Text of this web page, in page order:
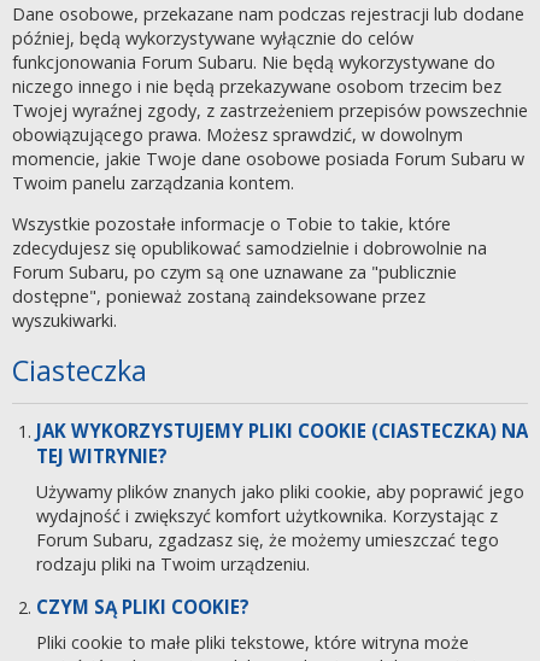
Dane osobowe, przekazane nam podczas rejestracji lub dodane
później, będą wykorzystywane wyłącznie do celów
funkcjonowania Forum Subaru. Nie będą wykorzystywane do
niczego innego i nie będą przekazywane osobom trzecim bez
Twojej wyraźnej zgody, z zastrzeżeniem przepisów powszechnie
obowiązującego prawa. Możesz sprawdzić, w dowolnym
momencie, jakie Twoje dane osobowe posiada Forum Subaru w
Twoim panelu zarządzania kontem.
Wszystkie pozostałe informacje o Tobie to takie, które
zdecydujesz się opublikować samodzielnie i dobrowolnie na
Forum Subaru, po czym są one uznawane za "publicznie
dostępne", ponieważ zostaną zaindeksowane przez
wyszukiwarki.
Ciasteczka
JAK WYKORZYSTUJEMY PLIKI COOKIE (CIASTECZKA) NA
TEJ WITRYNIE?
Używamy plików znanych jako pliki cookie, aby poprawić jego
wydajność i zwiększyć komfort użytkownika. Korzystając z
Forum Subaru, zgadzasz się, że możemy umieszczać tego
rodzaju pliki na Twoim urządzeniu.
CZYM SĄ PLIKI COOKIE?
Pliki cookie to małe pliki tekstowe, które witryna może